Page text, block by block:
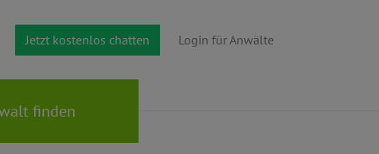
Jetzt kostenlos chatten Login für Anwälte